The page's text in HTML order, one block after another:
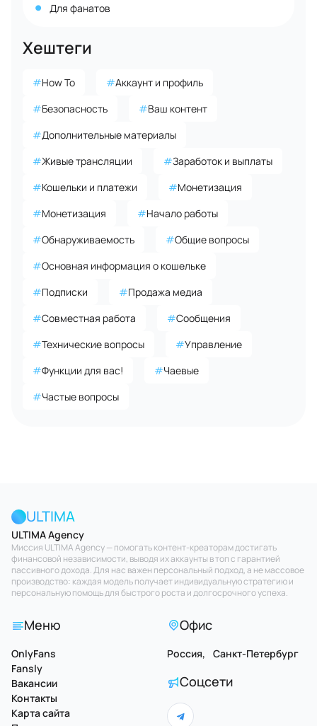
Для фанатов
Хештеги
#How To #Аккаунт и профиль
#Безопасность #Ваш контент
#Дополнительные материалы
#Живые трансляции #Заработок и выплаты
#Кошельки и платежи #Монетизация
#Монетизация #Начало работы
#Обнаруживаемость #Общие вопросы
#Основная информация о кошельке
#Подписки #Продажа медиа
#Совместная работа #Сообщения
#Технические вопросы #Управление
#Функции для вас! #Чаевые
#Частые вопросы
ULTIMA
ULTIMA Agency
Миссия ULTIMA Agency — помогать контент-креаторам достигать
финансовой независимости, выводя их аккаунты в топ с гарантией
пассивного дохода. Для нас важен персональный подход, а не массовое
производство: каждая модель получает индивидуальную стратегию и
персональную помощь для быстрого роста и долгосрочного успеха.
Меню
OnlyFans
Fansly
Вакансии
Контакты
Карта сайта
Офис
Россия, Санкт-Петербург
Соцсети